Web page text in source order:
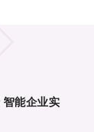
智能企业实